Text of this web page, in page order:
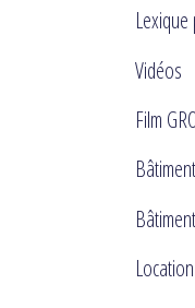
Vidéos
Film